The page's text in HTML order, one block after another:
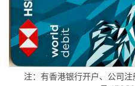
注：有香港银行开户、公司